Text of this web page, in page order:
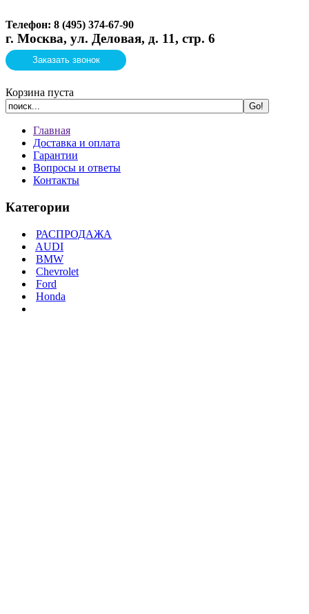
Телефон: 8 (495) 374-67-90
г. Москва, ул. Деловая, д. 11, стр. 6
Заказать звонок
Корзина пуста
Главная
Доставка и оплата
Гарантии
Вопросы и ответы
Контакты
Категории
РАСПРОДАЖА
AUDI
BMW
Chevrolet
Ford
Honda